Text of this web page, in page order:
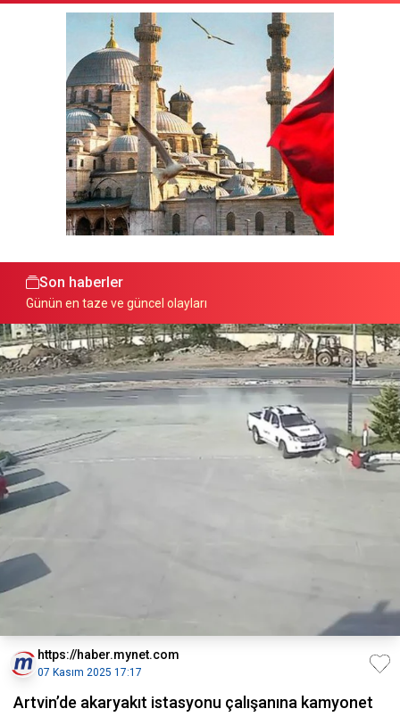
Son haberler
Günün en taze ve güncel olayları
https://haber.mynet.com
07 Kasım 2025 17:17
Artvin’de akaryakıt istasyonu çalışanına kamyonet